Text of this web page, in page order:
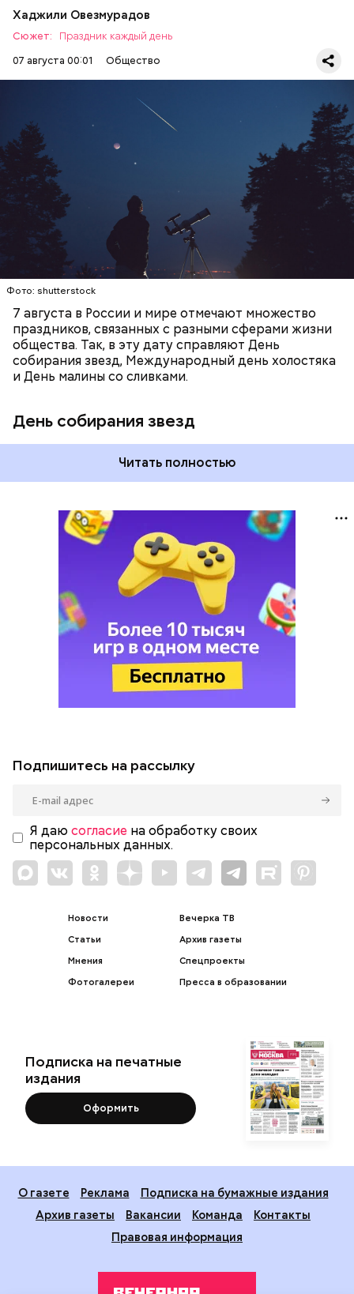
Хаджили Овезмурадов
Сюжет:
Праздник каждый день
07 августа 00:01
Общество
Фото: shutterstock
7 августа в России и мире отмечают множество
праздников, связанных с разными сферами жизни
общества. Так, в эту дату справляют День
собирания звезд, Международный день холостяка
и День малины со сливками.
День собирания звезд
День собирания звезд учрежден в честь
метеорного потока Персеиды, который ежегодно
можно наблюдать в августе. Все любители
смотреть на звездопад 7 августа выезжают за
город — в местность, где нет светового
загрязнения и где можно невооруженным глазом
наблюдать за падающими звездами.
Читать полностью
ЕДА ПРАЗДНИКИ
СЛАДОСТИ
Подпишитесь на рассылку
Я даю согласие на обработку своих
персональных данных.
Новости
Статьи
Мнения
Фотогалереи
Вечерка ТВ
Архив газеты
Спецпроекты
Пресса в образовании
Подписка на печатные
издания
Оформить
О газете Реклама
Подписка на бумажные издания
Архив газеты
Вакансии Команда
Контакты
Правовая информация